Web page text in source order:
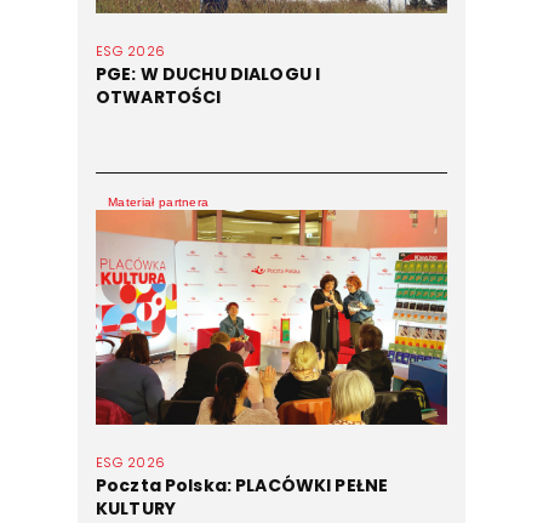
ESG 2026
PGE: W DUCHU DIALOGU I
OTWARTOŚCI
ESG 2026
Poczta Polska: PLACÓWKI PEŁNE
KULTURY
Materiał partnera